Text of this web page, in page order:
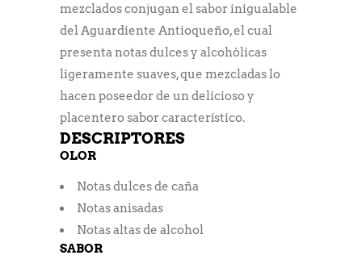
mezclados conjugan el sabor inigualable
del Aguardiente Antioqueño, el cual
presenta notas dulces y alcohólicas
ligeramente suaves, que mezcladas lo
hacen poseedor de un delicioso y
placentero sabor característico.
DESCRIPTORES
OLOR
Notas dulces de caña
Notas anisadas
Notas altas de alcohol
SABOR